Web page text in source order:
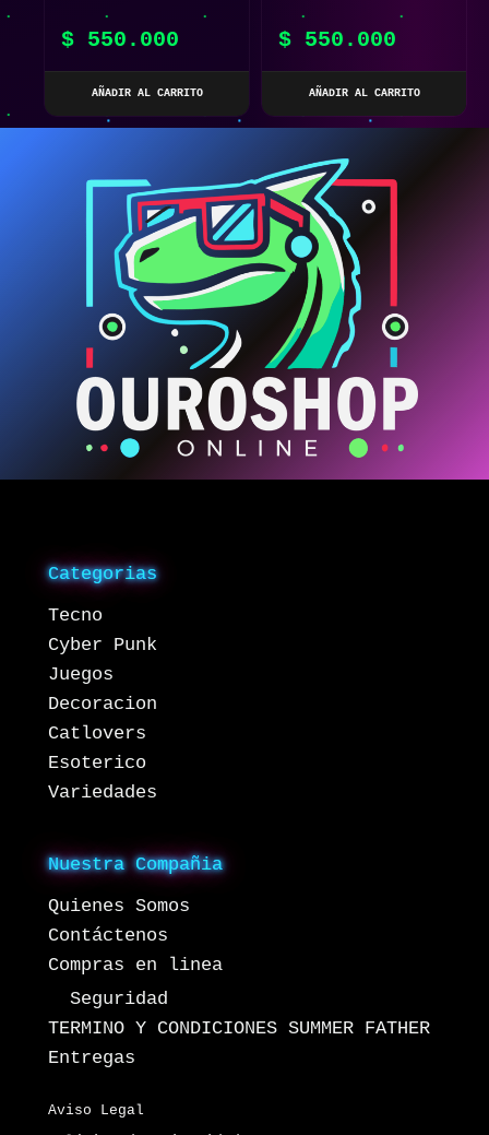
$ 550.000
AÑADIR AL CARRITO
SAMURÁI PUNK
LUMINOSA LED – SHOW
$ 550.000
AÑADIR AL CARRITO
Categorias
Tecno
Cyber Punk
Juegos
Decoracion
Catlovers
Esoterico
Variedades
Nuestra Compañia
Quienes Somos
Contáctenos
Compras en linea
Seguridad
TERMINO Y CONDICIONES SUMMER FATHER
Entregas
Aviso Legal